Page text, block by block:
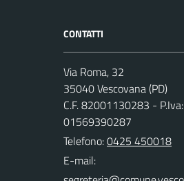
CONTATTI
Via Roma, 32
35040 Vescovana (PD)
C.F. 82001130283 - P.Iva:
01569390287
Telefono:0425 450018
E-mail: